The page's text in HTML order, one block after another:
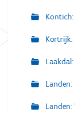
Kontich:
Kortrijk:
Landen:
Landen: